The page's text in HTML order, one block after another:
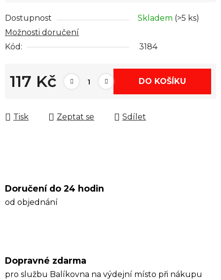
Dostupnost Skladem (>5 ks)
Možnosti doručení
Kód:
3184
117 Kč DO KOŠÍKU
Tisk Zeptat se Sdílet
Doručení do 24 hodin
od objednání
Dopravné zdarma
pro službu Balíkovna na výdejní místo při nákupu